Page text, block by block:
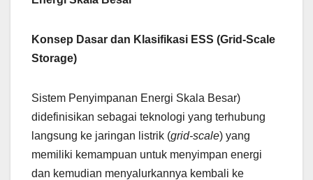
Konsep Dasar dan Klasifikasi ESS (Grid-Scale
Storage)
Sistem Penyimpanan Energi Skala Besar)
didefinisikan sebagai teknologi yang terhubung
langsung ke jaringan listrik (grid-scale) yang
memiliki kemampuan untuk menyimpan energi
dan kemudian menyalurkannya kembali ke